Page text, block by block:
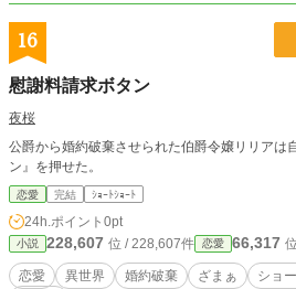
16
慰謝料請求ボタン
夜桜
公爵から婚約破棄させられた伯爵令嬢リリアは
ン』を押せた。
恋愛 完結 ｼｮｰﾄｼｮｰﾄ
24h.ポイント 0pt
小説 228,607 位 / 228,607件 恋愛 66,317
恋愛 異世界 婚約破棄 ざまぁ ショ